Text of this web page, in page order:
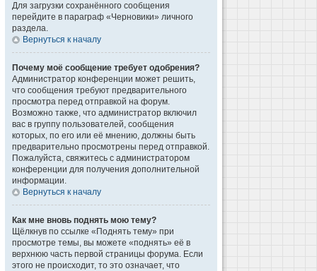
Для загрузки сохранённого сообщения
перейдите в параграф «Черновики» личного
раздела.
Вернуться к началу
Почему моё сообщение требует одобрения?
Администратор конференции может решить,
что сообщения требуют предварительного
просмотра перед отправкой на форум.
Возможно также, что администратор включил
вас в группу пользователей, сообщения
которых, по его или её мнению, должны быть
предварительно просмотрены перед отправкой.
Пожалуйста, свяжитесь с администратором
конференции для получения дополнительной
информации.
Вернуться к началу
Как мне вновь поднять мою тему?
Щёлкнув по ссылке «Поднять тему» при
просмотре темы, вы можете «поднять» её в
верхнюю часть первой страницы форума. Если
этого не происходит, то это означает, что